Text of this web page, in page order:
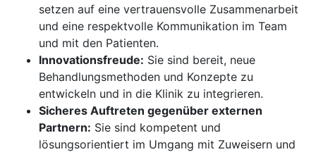
setzen auf eine vertrauensvolle Zusammenarbeit
und eine respektvolle Kommunikation im Team
und mit den Patienten.
Innovationsfreude: Sie sind bereit, neue
Behandlungsmethoden und Konzepte zu
entwickeln und in die Klinik zu integrieren.
Sicheres Auftreten gegenüber externen
Partnern: Sie sind kompetent und
lösungsorientiert im Umgang mit Zuweisern und